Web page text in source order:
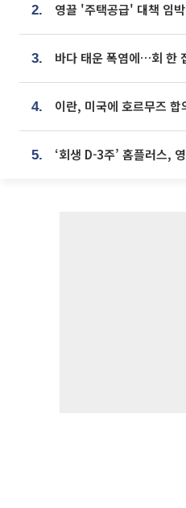
2.
3. 바다 태운 폭염에…회 한
4.
5.